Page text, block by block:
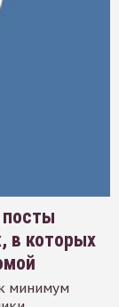
посты
в которых
минимум